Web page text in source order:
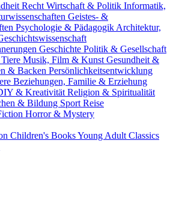
Recht Wirtschaft & Politik Informatik,
Geistes- &
Psychologie & Pädagogik Architektur,
Geschichte Politik & Gesellschaft
Musik, Film & Kunst Gesundheit &
& Backen Persönlichkeitsentwicklung
Beziehungen, Familie & Erziehung
& Kreativität Religion & Spiritualität
& Bildung Sport Reise
Horror & Mystery
Children's BooksYoung Adult Classics